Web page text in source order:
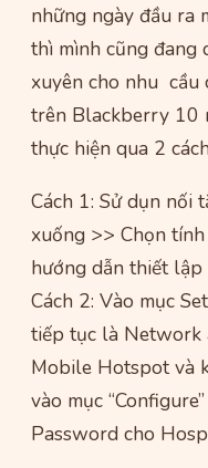
những ngày đầu ra
thì mình cũng
xuyên cho nhu
trên Blackberry 10
thực hiện qua 2
Cách 1: Sử dụn nối
xuống >> Chọn
hướng dẫn thiết lập
Cách 2: Vào mục
tiếp tục là Network
Mobile Hotspot và
vào mục
Password cho